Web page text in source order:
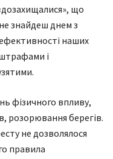
що
знайдеш днем з
наших
і
фізичного впливу,
розорювання берегів.
не дозволялося
правила